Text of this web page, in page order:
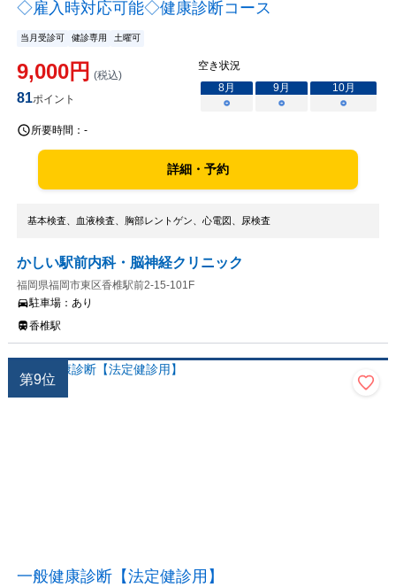
◇雇入時対応可能◇健康診断コース
当月受診可 健診専用 土曜可
9,000円 (税込)
81ポイント
空き状況
8月 9月 10月
○
○ ○
所要時間： -
詳細・予約
基本検査、血液検査、胸部レントゲン、心電図、尿検査
かしい駅前内科・脳神経クリニック
福岡県福岡市東区香椎駅前2-15-101F
駐車場： あり
香椎駅
第9位
一般健康診断【法定健診用】